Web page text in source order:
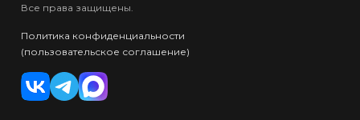
Все права защищены.
Политика конфиденциальности
(пользовательское соглашение)